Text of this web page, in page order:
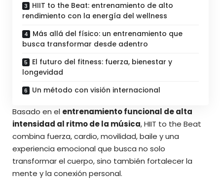
HIIT to the Beat: entrenamiento de alto
rendimiento con la energía del wellness
Más allá del físico: un entrenamiento que
busca transformar desde adentro
El futuro del fitness: fuerza, bienestar y
longevidad
Un método con visión internacional
Basado en el entrenamiento funcional de alta
intensidad al ritmo de la música, HIIT to the Beat
combina fuerza, cardio, movilidad, baile y una
experiencia emocional que busca no solo
transformar el cuerpo, sino también fortalecer la
mente y la conexión personal.